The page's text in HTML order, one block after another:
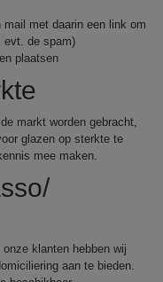
met daarin een link om
evt. de spam)
plaatsen
markt worden gebracht,
glazen op sterkte te
mee maken.
klanten hebben wij
aan te bieden.